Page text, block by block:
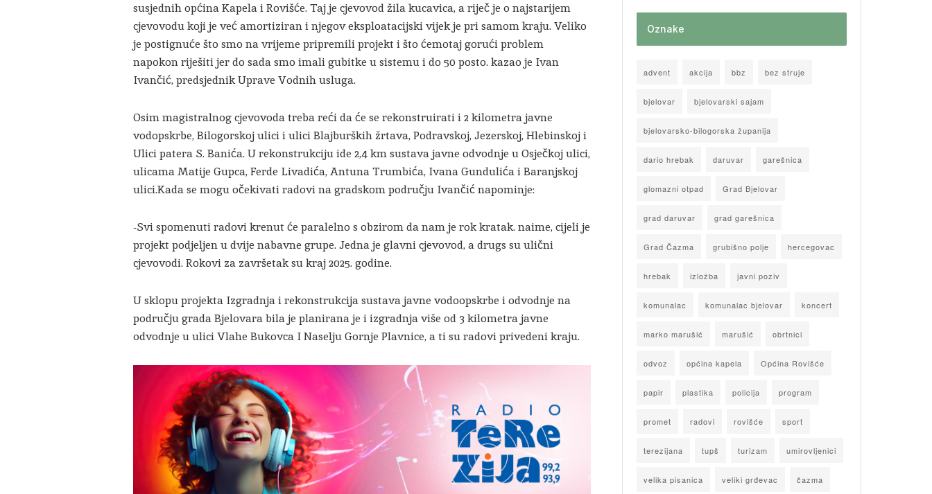
susjednih općina Kapela i Rovišće. Taj je cjevovod žila kucavica, a riječ je o najstarijem
cjevovodu koji je već amortiziran i njegov eksploatacijski vijek je pri samom kraju. Veliko
je postignuće što smo na vrijeme pripremili projekt i što ćemotaj gorući problem
napokon riješiti jer do sada smo imali gubitke u sistemu i do 50 posto. kazao je Ivan
Ivančić, predsjednik Uprave Vodnih usluga.
Osim magistralnog cjevovoda treba reći da će se rekonstruirati i 2 kilometra javne
vodopskrbe, Bilogorskoj ulici i ulici Blajburških žrtava, Podravskoj, Jezerskoj, Hlebinskoj i
Ulici patera S. Banića. U rekonstrukciju ide 2,4 km sustava javne odvodnje u Osječkoj ulici,
ulicama Matije Gupca, Ferde Livadića, Antuna Trumbića, Ivana Gundulića i Baranjskoj
ulici.Kada se mogu očekivati radovi na gradskom području Ivančić napominje:
-Svi spomenuti radovi krenut će paralelno s obzirom da nam je rok kratak. naime, cijeli je
projekt podjeljen u dvije nabavne grupe. Jedna je glavni cjevovod, a drugs su ulični
cjevovodi. Rokovi za završetak su kraj 2025. godine.
U sklopu projekta Izgradnja i rekonstrukcija sustava javne vodoopskrbe i odvodnje na
području grada Bjelovara bila je planirana je i izgradnja više od 3 kilometra javne
odvodnje u ulici Vlahe Bukovca I Naselju Gornje Plavnice, a ti su radovi privedeni kraju.
Oznake
advent akcija bbz bez struje
bjelovar bjelovarski sajam
bjelovarsko-bilogorska županija
dario hrebak daruvar garešnica
glomazni otpad Grad Bjelovar
grad daruvar grad garešnica
Grad Čazma grubišno polje hercegovac
hrebak izložba javni poziv
komunalac komunalac bjelovar koncert
marko marušić marušić obrtnici
odvoz općina kapela Općina Rovišće
papir plastika policija program
promet radovi rovišće sport
terezijana tupš turizam umirovljenici
velika pisanica veliki grđevac čazma